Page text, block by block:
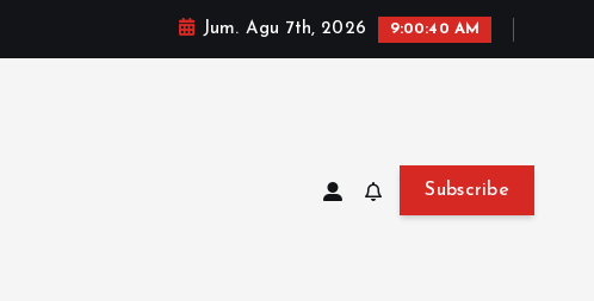
Jum. Agu 7th, 2026 9:00:41 AM
Subscribe